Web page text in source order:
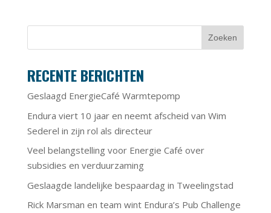
RECENTE BERICHTEN
Geslaagd EnergieCafé Warmtepomp
Endura viert 10 jaar en neemt afscheid van Wim
Sederel in zijn rol als directeur
Veel belangstelling voor Energie Café over
subsidies en verduurzaming
Geslaagde landelijke bespaardag in Tweelingstad
Rick Marsman en team wint Endura’s Pub Challenge